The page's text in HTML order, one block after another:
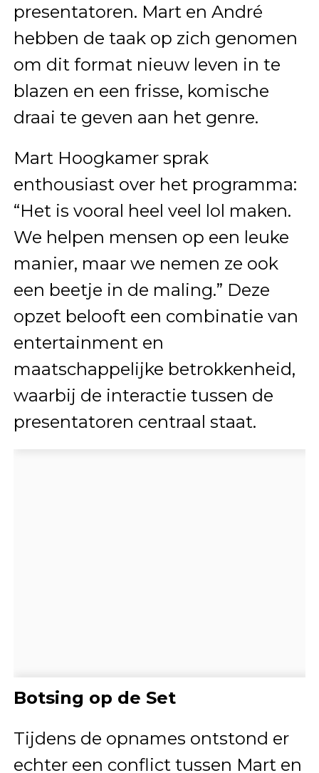
presentatoren. Mart en André
hebben de taak op zich genomen
om dit format nieuw leven in te
blazen en een frisse, komische
draai te geven aan het genre.
Mart Hoogkamer sprak
enthousiast over het programma:
“Het is vooral heel veel lol maken.
We helpen mensen op een leuke
manier, maar we nemen ze ook
een beetje in de maling.” Deze
opzet belooft een combinatie van
entertainment en
maatschappelijke betrokkenheid,
waarbij de interactie tussen de
presentatoren centraal staat.
Botsing op de Set
Tijdens de opnames ontstond er
echter een conflict tussen Mart en